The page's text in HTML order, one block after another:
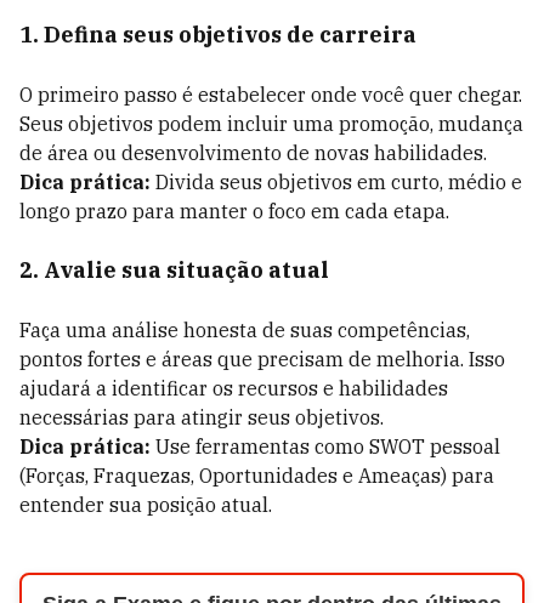
1. Defina seus objetivos de carreira
O primeiro passo é estabelecer onde você quer chegar.
Seus objetivos podem incluir uma promoção, mudança
de área ou desenvolvimento de novas habilidades.
Dica prática: Divida seus objetivos em curto, médio e
longo prazo para manter o foco em cada etapa.
2. Avalie sua situação atual
Faça uma análise honesta de suas competências,
pontos fortes e áreas que precisam de melhoria. Isso
ajudará a identificar os recursos e habilidades
necessárias para atingir seus objetivos.
Dica prática: Use ferramentas como SWOT pessoal
(Forças, Fraquezas, Oportunidades e Ameaças) para
entender sua posição atual.